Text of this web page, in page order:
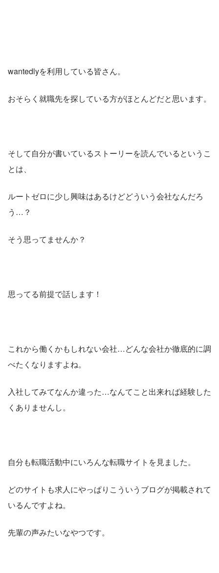
wantedlyを利用している皆さん。
おそらく就職先を探している方がほとんどだと思います。
そして自分が書いているストーリーを読んでいるというこ
とは、
ルートゼロに少し興味はあるけどどういう会社なんだろ
う…？
そう思ってませんか？
思ってる前提で話します！
これから働くかもしれない会社…どんな会社か徹底的に調
べたくなりますよね。
入社してみてなんか違った…なんてこと出来れば経験した
くありませんし。
自分も転職活動中にいろんな転職サイトを見ました。
どのサイトも求人にやっぱりこういうブログが掲載されて
いるんですよね。
先輩の声みたいなやつです。